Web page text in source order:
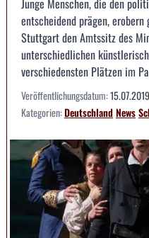
Junge Menschen, die den
entscheidend prägen,
Stuttgart den Amtssitz des
unterschiedlichen
verschiedensten Plätzen im
Veröffentlichungsdatum:15.07.2019
Kategorien:DeutschlandNews